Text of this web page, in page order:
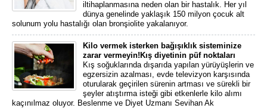
iltihaplanmasına neden olan bir hastalık. Her yıl
dünya genelinde yaklaşık 150 milyon çocuk alt
solunum yolu hastalığı olan bronşiolite yakalanıyor.
Kilo vermek isterken bağışıklık sisteminize
zarar vermeyin!Kış diyetinin püf noktaları
Kış soğuklarında dışarıda yapılan yürüyüşlerin ve
egzersizin azalması, evde televizyon karşısında
oturularak geçirilen sürenin artması ve sürekli bir
şeyler atıştırma isteği gibi etkenlerle kilo alımı
kaçınılmaz oluyor. Beslenme ve Diyet Uzmanı Sevihan Ak